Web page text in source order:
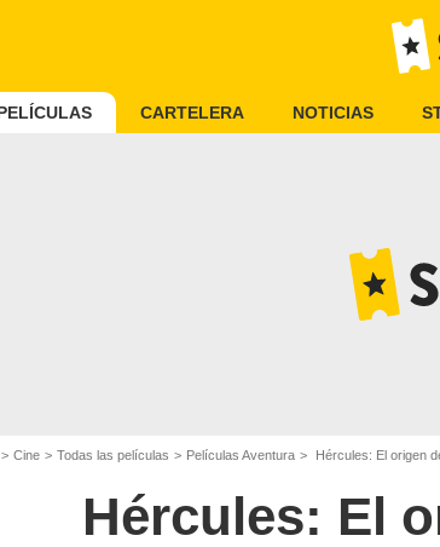
CARTELERA NOTICIAS
Cine Todas las películas Películas Aventura Hércules: El origen
Hércules: El